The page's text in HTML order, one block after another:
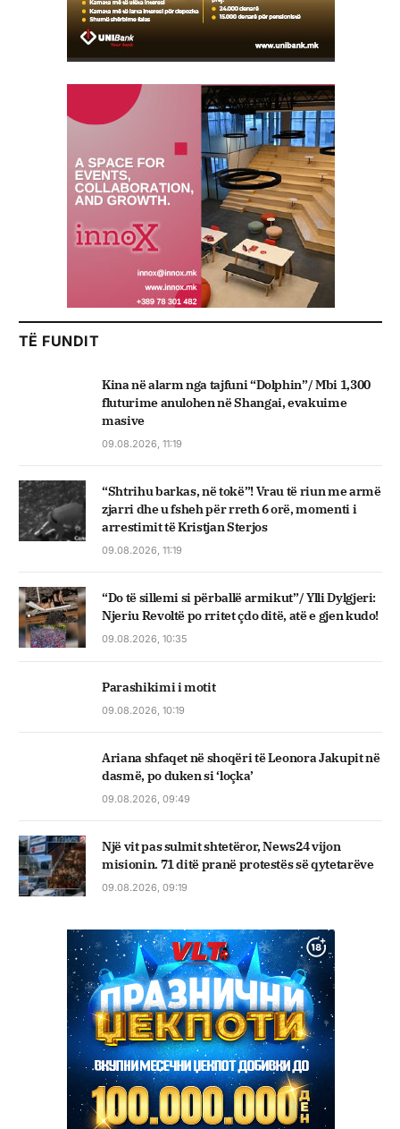
TË FUNDIT
Kina në alarm nga tajfuni “Dolphin”/ Mbi 1,300
fluturime anulohen në Shangai, evakuime
masive
09.08.2026, 11:19
“Shtrihu barkas, në tokë”! Vrau të riun me armë
zjarri dhe u fsheh për rreth 6 orë, momenti i
arrestimit të Kristjan Sterjos
09.08.2026, 11:19
“Do të sillemi si përballë armikut”/ Ylli Dylgjeri:
Njeriu Revoltë po rritet çdo ditë, atë e gjen kudo!
09.08.2026, 10:35
Parashikimi i motit
09.08.2026, 10:19
Ariana shfaqet në shoqëri të Leonora Jakupit në
dasmë, po duken si ‘loçka’
09.08.2026, 09:49
Një vit pas sulmit shtetëror, News24 vijon
misionin. 71 ditë pranë protestës së qytetarëve
09.08.2026, 09:19